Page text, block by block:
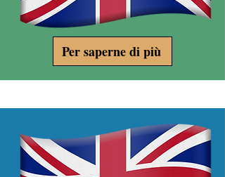
Per saperne di più